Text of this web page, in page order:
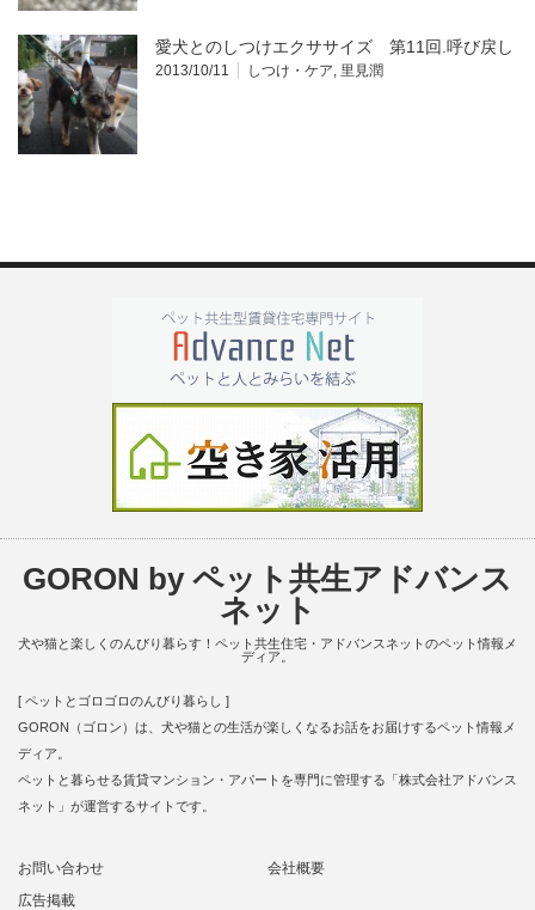
愛犬とのしつけエクササイズ 第11回.呼び戻し
2013/10/11 しつけ・ケア, 里見潤
GORON by ペット共生アドバンス
ネット
犬や猫と楽しくのんびり暮らす！ペット共生住宅・アドバンスネットのペット情報メ
ディア。
[ ペットとゴロゴロのんびり暮らし ]
GORON（ゴロン）は、犬や猫との生活が楽しくなるお話をお届けするペット情報メ
ディア。
ペットと暮らせる賃貸マンション・アパートを専門に管理する「株式会社アドバンス
ネット」が運営するサイトです。
お問い合わせ
会社概要
広告掲載